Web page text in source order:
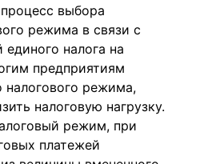
выбора
режима в связи с
налога на
предприятиям
налогового режима,
налоговую нагрузку.
режим, при
платежей